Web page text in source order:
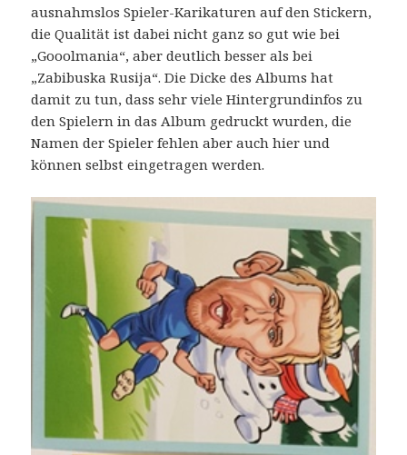
ausnahmslos Spieler-Karikaturen auf den Stickern,
die Qualität ist dabei nicht ganz so gut wie bei
„Gooolmania“, aber deutlich besser als bei
„Zabibuska Rusija“. Die Dicke des Albums hat
damit zu tun, dass sehr viele Hintergrundinfos zu
den Spielern in das Album gedruckt wurden, die
Namen der Spieler fehlen aber auch hier und
können selbst eingetragen werden.